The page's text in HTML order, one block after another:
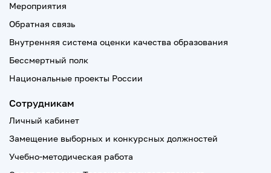
Мероприятия
Обратная связь
Внутренняя система оценки качества образования
Бессмертный полк
Национальные проекты России
Сотрудникам
Личный кабинет
Замещение выборных и конкурсных должностей
Учебно-методическая работа